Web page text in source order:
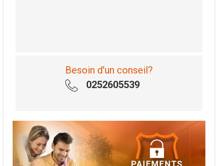
Besoin d'un conseil?
0252605539